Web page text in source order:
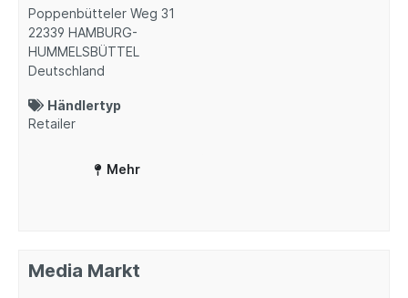
Poppenbütteler Weg 31
22339 HAMBURG-
HUMMELSBÜTTEL
Deutschland
Händlertyp
Retailer
Mehr
Media Markt